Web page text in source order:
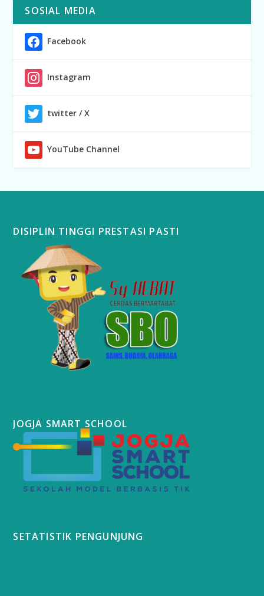
SOSIAL MEDIA
Facebook
Instagram
twitter / X
YouTube Channel
DISIPLIN TINGGI PRESTASI PASTI
JOGJA SMART SCHOOL
SETATISTIK PENGUNJUNG